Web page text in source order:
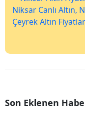
Son Eklenen